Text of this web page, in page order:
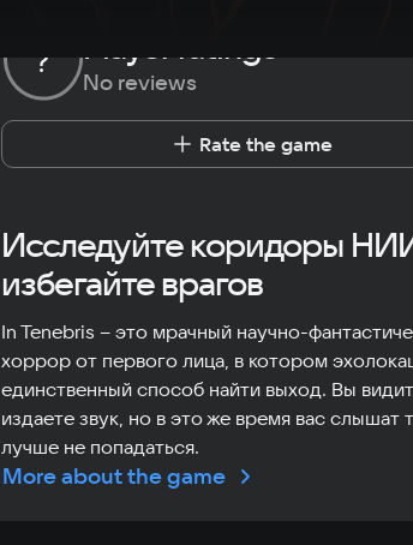
? Player ratings
No reviews
Rate the game
Исследуйте коридоры
избегайте врагов
In Tenebris – это мрачный научно-
хоррор от первого лица, в котором
единственный способ найти выход. Вы
издаете звук, но в это же время вас слышат
лучше не попадаться.
More about the game